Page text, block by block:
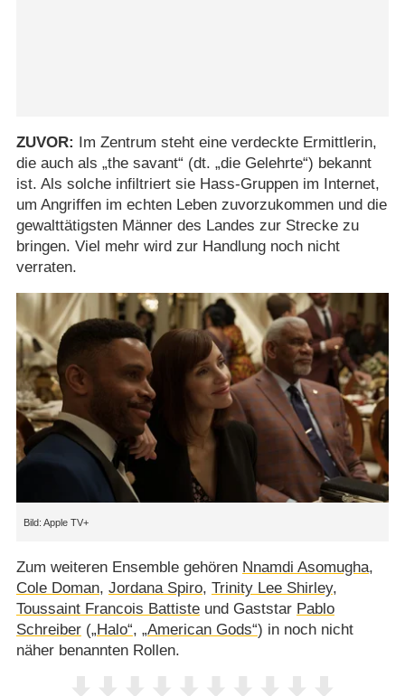
ZUVOR:
Im Zentrum steht eine verdeckte Ermittlerin,
die auch als „the savant“ (dt. „die Gelehrte“) bekannt
ist. Als solche infiltriert sie Hass-Gruppen im Internet,
um Angriffen im echten Leben zuvorzukommen und die
gewalttätigsten Männer des Landes zur Strecke zu
bringen. Viel mehr wird zur Handlung noch nicht
verraten.
Apple TV+
Zum weiteren Ensemble gehören Nnamdi Asomugha,
Cole Doman, Jordana Spiro, Trinity Lee Shirley,
Toussaint Francois Battisteund Gaststar Pablo
Schreiber(„Halo“, „American Gods“) in noch nicht
näher benannten Rollen.